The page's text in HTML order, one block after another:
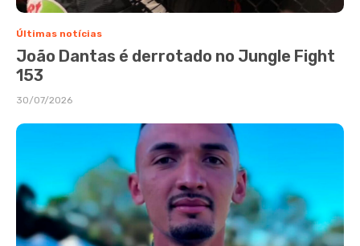
Últimas notícias
João Dantas é derrotado no Jungle Fight
153
30/07/2026